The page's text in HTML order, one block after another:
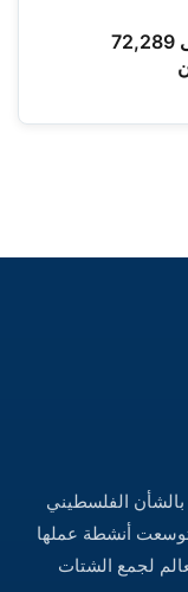
ارتفاع حصيلة الشهداء في قطاع غزة إلى 72,289
بالشأن الفلسطيني
أنشطة عملها
لجمع الشتات